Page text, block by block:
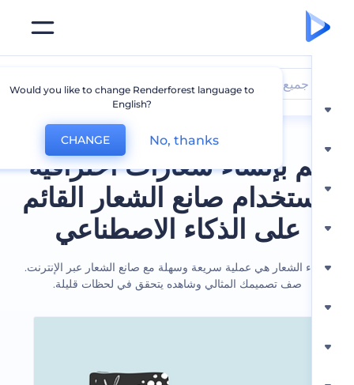
بإنشاء شعارات احترافية
صانع الشعار القائم
على الذكاء الاصطناعي
الشعار هي عملية سريعة وسهلة مع صانع الشعار عبر الإنترنت.
صف تصميمك المثالي وشاهده يتحقق في لحظات قليلة.
جميع الشعاراتWould you like to change Renderforest language to
CHANGE No, thanks